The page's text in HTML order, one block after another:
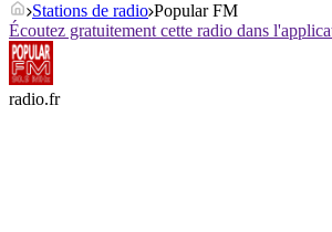
Stations de radio Popular FM
Écoutez gratuitement cette radio dans
radio.fr